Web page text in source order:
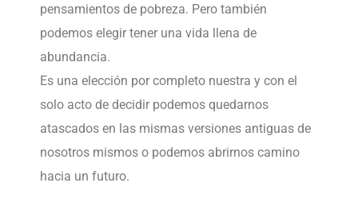
pensamientos de pobreza. Pero también
podemos elegir tener una vida llena de
abundancia.
Es una elección por completo nuestra y con el
solo acto de decidir podemos quedarnos
atascados en las mismas versiones antiguas de
nosotros mismos o podemos abrirnos camino
hacia un futuro.